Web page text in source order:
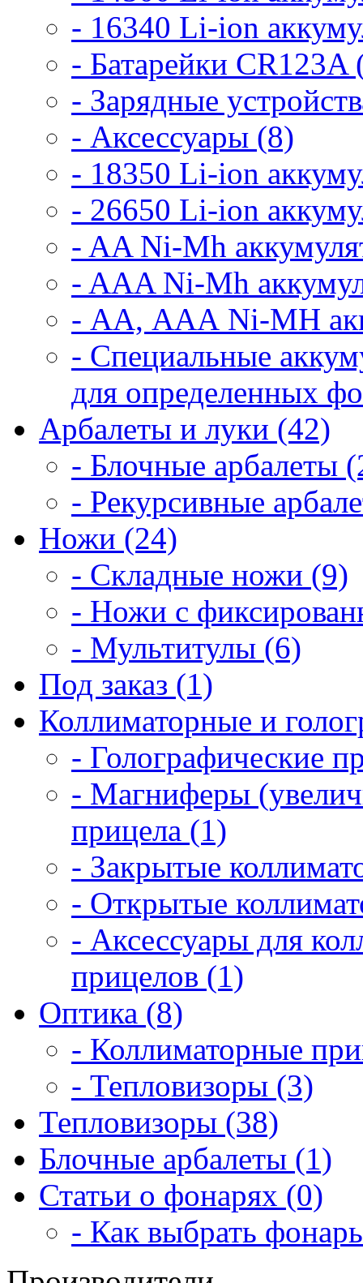
- 16340 Li-ion
- Батарейки CR123A
- Зарядные
- Аксессуары (8)
- 18350 Li-ion
- 26650 Li-ion
- AA Ni-Mh
- AAA Ni-Mh
- АА, ААА Ni-MH
- Специальные
для определенных
Арбалеты и луки (42)
- Блочные арбалеты
- Рекурсивные
Ножи (24)
- Складные ножи (9)
- Ножи с
- Мультитулы (6)
Под заказ (1)
Коллиматорные и
- Голографические
- Магниферы
прицела (1)
- Закрытые
- Открытые
- Аксессуары для
прицелов (1)
Оптика (8)
- Коллиматорные
- Тепловизоры (3)
Тепловизоры (38)
Блочные арбалеты (1)
Статьи о фонарях (0)
- Как выбрать